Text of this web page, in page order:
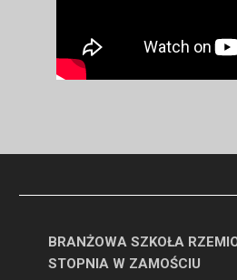
BRANŻOWA SZKOŁA
STOPNIA W ZAMOŚCIU